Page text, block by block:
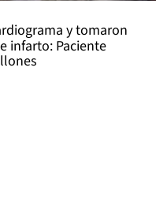
y tomaron
infarto: Paciente